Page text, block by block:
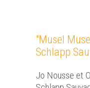
"Musel
Schlapp
Jo Nousse et